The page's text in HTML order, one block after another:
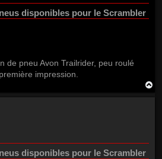
disponibles pour le Scrambler
de pneu Avon Trailrider, peu roulé
impression.
disponibles pour le Scrambler